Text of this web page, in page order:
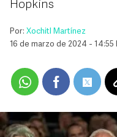
Hopkins
Por: Xochitl Martínez
16 de marzo de 2024 - 14:55